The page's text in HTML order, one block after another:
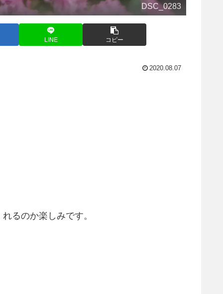
DSC_0283
LINE コピー
2020.08.07
るのか楽しみです。